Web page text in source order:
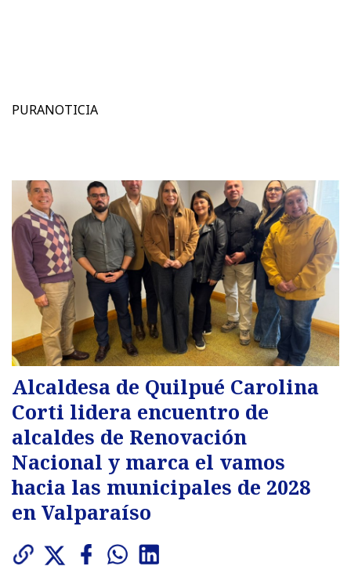
PURANOTICIA
Alcaldesa de Quilpué Carolina
Corti lidera encuentro de
alcaldes de Renovación
Nacional y marca el vamos
hacia las municipales de 2028
en Valparaíso